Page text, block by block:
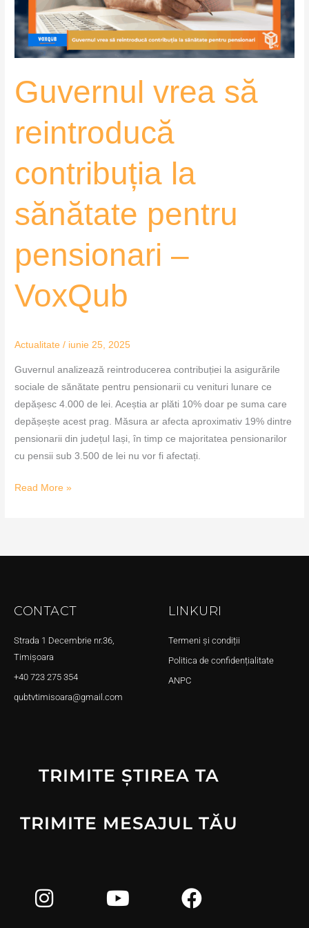
Guvernul vrea să
reintroducă
contribuția la
sănătate pentru
pensionari –
VoxQub
Actualitate / iunie 25, 2025
Guvernul analizează reintroducerea contribuției la asigurările
sociale de sănătate pentru pensionarii cu venituri lunare ce
depășesc 4.000 de lei. Aceștia ar plăti 10% doar pe suma care
depășește acest prag. Măsura ar afecta aproximativ 19% dintre
pensionarii din județul Iași, în timp ce majoritatea pensionarilor
cu pensii sub 3.500 de lei nu vor fi afectați.
sănătate
pentru
pensionari
VoxQub
Read More »
CONTACT
Strada 1 Decembrie nr.36,
Timișoara
+40 723 275 354
qubtvtimisoara@gmail.com
LINKURI
Termeni și condiții
Politica de confidențialitate
ANPC
TRIMITE ȘTIREA TA
TRIMITE MESAJUL TĂU